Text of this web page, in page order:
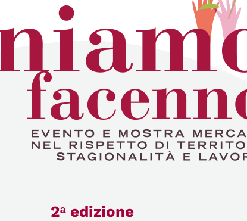
2ᵃ edizione